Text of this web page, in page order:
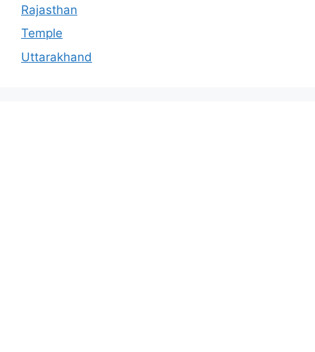
Rajasthan
Temple
Uttarakhand